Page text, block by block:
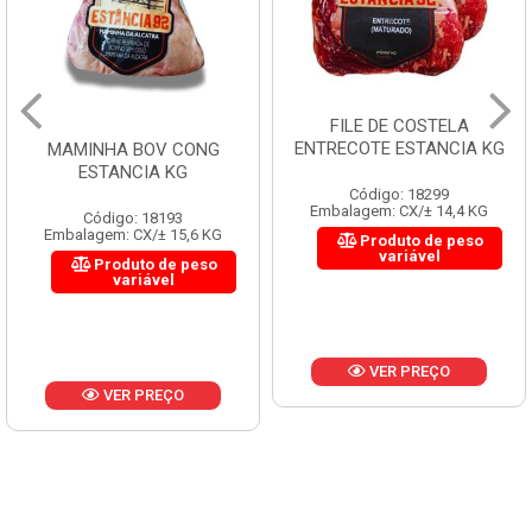
MAMINHA BOV CONG
ESTANCIA KG
Código: 18193
Embalagem: CX/± 15,6 KG
Produto de peso
variável
VER PREÇO
FILE DE COSTELA
ENTRECOTE ESTANCIA KG
Código: 18299
Embalagem: CX/± 14,4 KG
Produto de peso
variável
VER PREÇO